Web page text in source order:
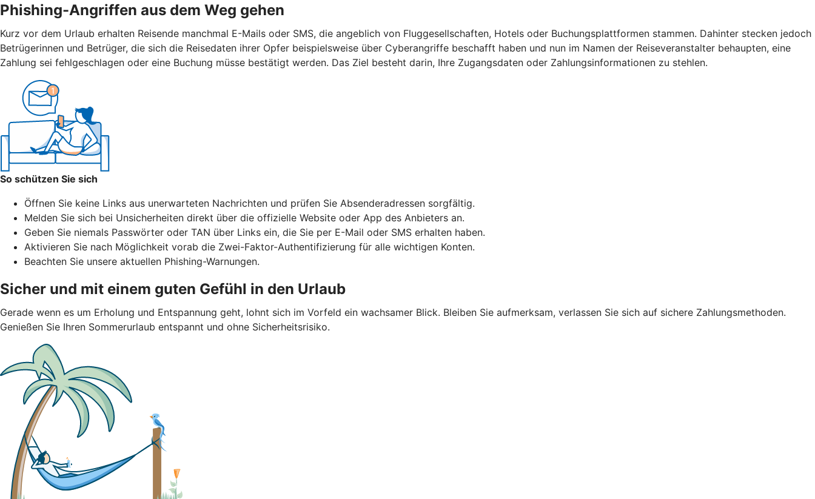
Phishing-Angriffen aus dem Weg gehen
Kurz vor dem Urlaub erhalten Reisende manchmal E-Mails oder SMS, die angeblich von Fluggesellschaften, Hotels oder Buchungsplattformen stammen. Dahinter stecken jedoch
Betrügerinnen und Betrüger, die sich die Reisedaten ihrer Opfer beispielsweise über Cyberangriffe beschafft haben und nun im Namen der Reiseveranstalter behaupten, eine
Zahlung sei fehlgeschlagen oder eine Buchung müsse bestätigt werden. Das Ziel besteht darin, Ihre Zugangsdaten oder Zahlungsinformationen zu stehlen.
So schützen Sie sich
Öffnen Sie keine Links aus unerwarteten Nachrichten und prüfen Sie Absenderadressen sorgfältig.
Melden Sie sich bei Unsicherheiten direkt über die offizielle Website oder App des Anbieters an.
Geben Sie niemals Passwörter oder TAN über Links ein, die Sie per E-Mail oder SMS erhalten haben.
Aktivieren Sie nach Möglichkeit vorab die Zwei-Faktor-Authentifizierung für alle wichtigen Konten.
Beachten Sie unsere aktuellen Phishing-Warnungen.
Sicher und mit einem guten Gefühl in den Urlaub
Gerade wenn es um Erholung und Entspannung geht, lohnt sich im Vorfeld ein wachsamer Blick. Bleiben Sie aufmerksam, verlassen Sie sich auf sichere Zahlungsmethoden.
Genießen Sie Ihren Sommerurlaub entspannt und ohne Sicherheitsrisiko.